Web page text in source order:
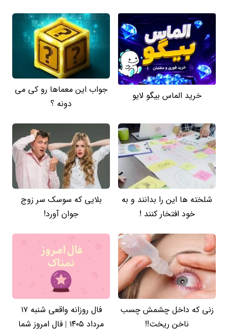
خرید الماس بیگو لایو
جواب این معماها رو کی می
دونه ؟
شلخته ها این را بدانند و به
خود افتخار کنند !
بلایی که سوسک سر زوج
جوان آورد!
زنی که داخل چشمش چسب
ناخن ریخت!!
فال روزانه واقعی شنبه ۱۷
مرداد ۱۴۰۵ | فال امروز شما